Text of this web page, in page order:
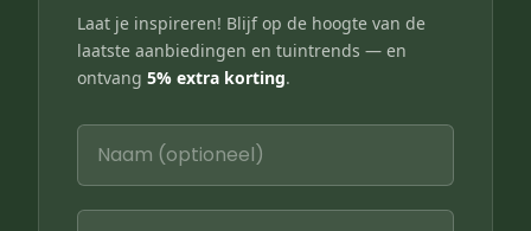
Laat je inspireren! Blijf op de hoogte van de
laatste aanbiedingen en tuintrends — en
ontvang 5% extra korting.